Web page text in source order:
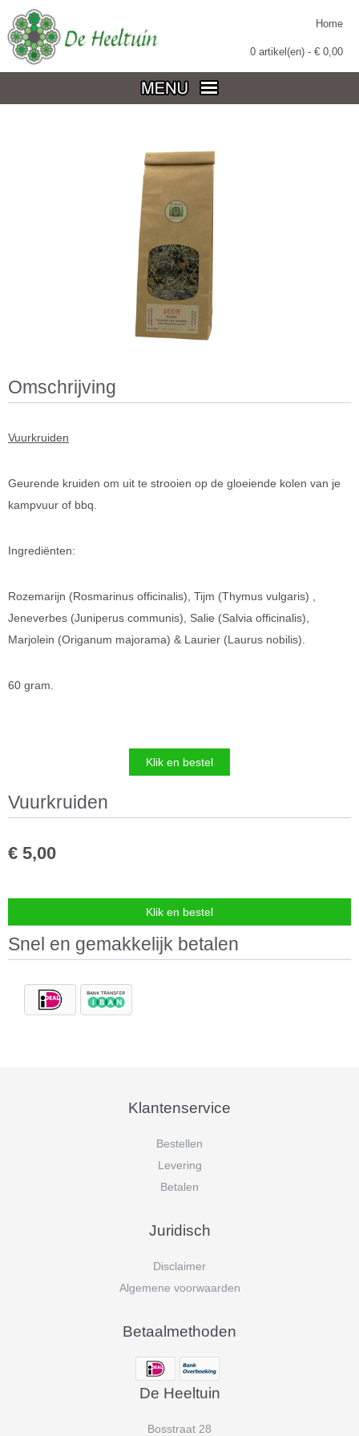
Home
0 artikel(en) - € 0,00
Omschrijving
Vuurkruiden
Geurende kruiden om uit te strooien op de gloeiende kolen van je
kampvuur of bbq.
Ingrediënten:
Rozemarijn (Rosmarinus officinalis), Tijm (Thymus vulgaris) ,
Jeneverbes (Juniperus communis), Salie (Salvia officinalis),
Marjolein (Origanum majorama) & Laurier (Laurus nobilis).
60 gram.
Vuurkruiden
€ 5,00
Snel en gemakkelijk betalen
Klantenservice
Bestellen
Levering
Betalen
Juridisch
Disclaimer
Algemene voorwaarden
Betaalmethoden
De Heeltuin
Bosstraat 28